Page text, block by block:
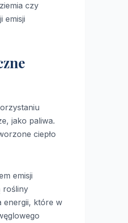
czy
emisji
jako paliwa.
ciepło
emisji
rośliny
energii, które w